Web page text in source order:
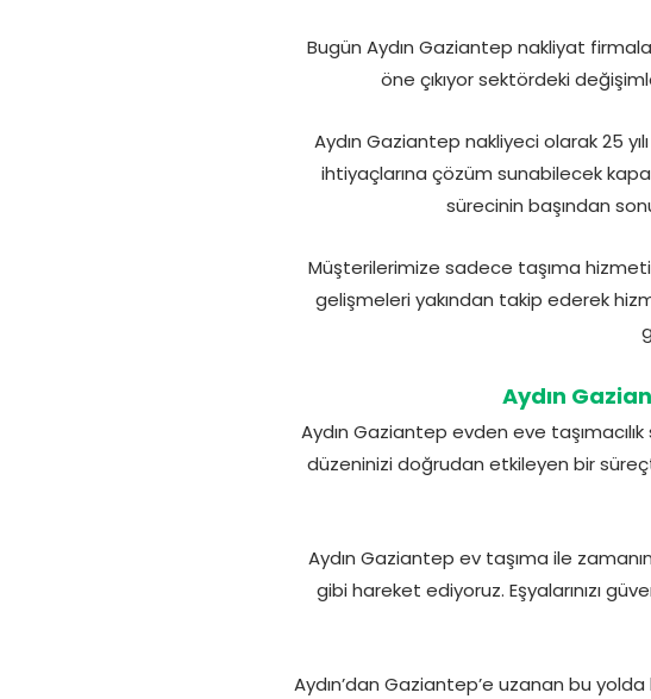
Bugün Aydın Gaziantep nakliyat
öne çıkıyor sektördeki
Aydın Gaziantep nakliyeci olarak 25
ihtiyaçlarına çözüm sunabilecek
sürecinin başından
Müşterilerimize sadece taşıma
gelişmeleri yakından takip ederek
Aydın
Aydın Gaziantep evden eve
düzeninizi doğrudan etkileyen bir
Aydın Gaziantep ev taşıma ile
gibi hareket ediyoruz. Eşyalarınızı
Aydın’dan Gaziantep’e uzanan bu